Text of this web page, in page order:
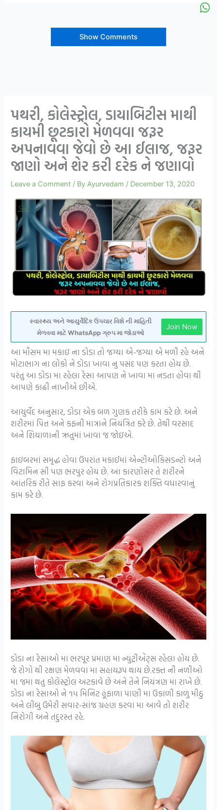
Show Comments
પથરી, કોલેસ્ટ્રોલ, ડાયાબિટીસ માથી
કાયમી છૂટકારો મેળવવા જરૂર
અપનાવવા જેવો છે આ ઈલાજ, જરૂર
જાણો અને શેર કરી દરેક ને જણાવો
Leave a Comment / ByAyurvedam / December 13, 2020
સ્વાસ્થ્ય અને આયુર્વેદિક ઉપચાર વિશે ની માહિતી
મેળવવા માટે WhatsApp ગ્રુપ મા જોડાઓ
Join Now
આ મૌસમ મા મકાઇ ના ડોડા તો જગ્યા એ-જગ્યા એ મળી રહે અને
મોટાભાગ ના લોકો ને ડોડા ખાવા નુ પસંદ પણ કરતા હોય છે.
પરંતુ આ ડોડા મા રહેલા રેસા આપણ ને ખાવા મા નડતા હોવા થી
આપણે કાઢી નાખીએ છીએ.
આયુર્વેદ અનુસાર, ડોડા એક બળ ગુણક તરીકે કામ કરે છે. અને
શરીરમાં પિત્ત અને કફની માત્રાને નિયંત્રિત કરે છે. તેથી વરસાદ
અને શિયાળાની ઋતુમાં ખાવા જ જોઇએ.
ફાઇબરમાં સમૃદ્ધ હોવા ઉપરાંત મકાઈમાં એન્ટીઓકિસડન્ટો અને
વિટામિન સી પણ ભરપુર હોય છે. આ કારણોસર તે શરીરને
આંતરિક રીતે સાફ કરવા અને રોગપ્રતિકારક શક્તિ વધારવાનું
કામ કરે છે.
ડોડા ના રેસાઓ મા ભરપૂર પ્રમાણ મા ન્યુટ્રીએંટ્સ રહેલા હોય છે.
જે રોગો થી રક્ષણ મેળવવા મા સહાયરૂપ થાય છે.રક્ત ની નળીઓ
મા જમા થતુ કોલેસ્ટ્રોલ અટકાવે છે અને તેને નિયંત્રણ મા રાખે છે.
ડોડા ના રેસાઓ ને ૧૫ મિનિટ હૂંફાળા પાણી મા ઉકાળી કાળુ મીઠુ
અને લીંબુ ઉમેરી સવાર-સાંજ ગ્રહણ કરવા મા આવે તો શરીર
નિરોગી અને તંદુરસ્ત રહે.